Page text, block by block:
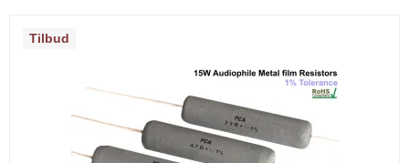
Tilbud